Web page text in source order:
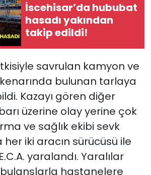
İscehisar’da hububat
hasadı yakından
takip edildi!
savrulan kamyon ve
bulunan tarlaya
Kazayı gören diğer
üzerine olay yerine çok
ve sağlık ekibi sevk
her iki aracın sürücüsü ile
yaralandı. Yaralılar
hastanelere